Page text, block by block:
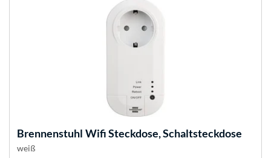
Brennenstuhl Wifi Steckdose, Schaltsteckdose
weiß